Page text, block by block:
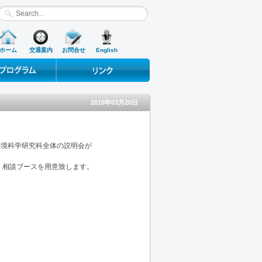
ホーム 交通案内 お問合せ English
2018年03月20日
科学研究科全体の説明会が
談ブースを用意致します。